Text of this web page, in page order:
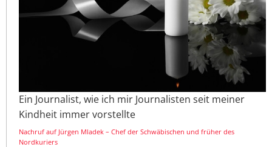
Ein Journalist, wie ich mir Journalisten seit meiner
Kindheit immer vorstellte
Nachruf auf Jürgen Mladek – Chef der Schwäbischen und früher des
Nordkuriers